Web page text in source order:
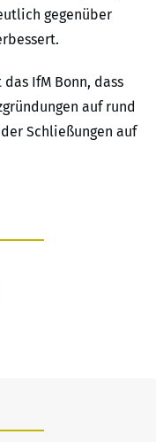
gegenüber
das IfM Bonn, dass
auf rund
Schließungen auf